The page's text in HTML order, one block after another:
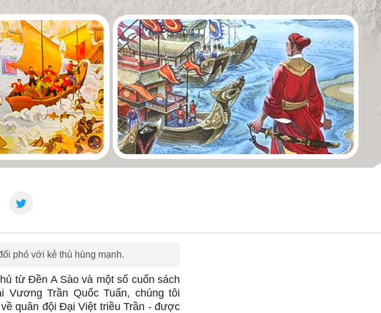
phó với kẻ thù hùng mạnh.
từ Đền A Sào và một số cuốn sách
Trần Quốc Tuấn, chúng tôi
quân đội Đại Việt triều Trần - được